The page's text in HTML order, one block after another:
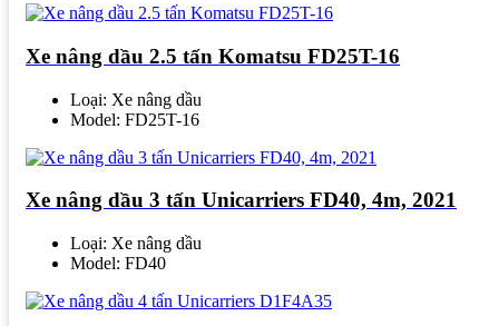
Xe nâng dầu 2.5 tấn Komatsu FD25T-16
Loại: Xe nâng dầu
Model: FD25T-16
Xe nâng dầu 3 tấn Unicarriers FD40, 4m, 2021
Loại: Xe nâng dầu
Model: FD40